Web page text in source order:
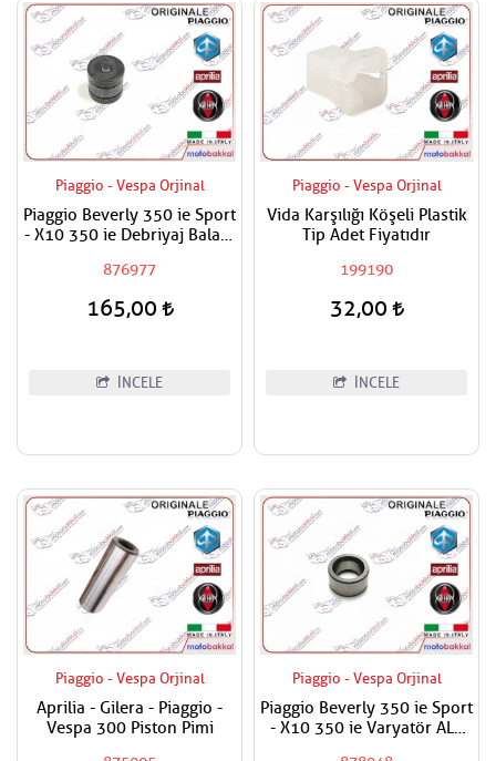
Piaggio - Vespa Orjinal
Piaggio Beverly 350 ie Sport
- X10 350 ie Debriyaj Balata
Fiyatıdır
876977
165,00
İNCELE
Piaggio - Vespa Orjinal
Vida Karşılığı Köşeli Plastik
Tip Adet Fiyatıdır
199190
32,00
İNCELE
Piaggio - Vespa Orjinal
Aprilia - Gilera - Piaggio -
Vespa 300 Piston Pimi
Piaggio - Vespa Orjinal
Piaggio Beverly 350 ie Sport
- X10 350 ie Varyatör ALT